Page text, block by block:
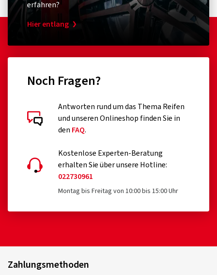
erfahren?
Hier entlang
Noch Fragen?
Antworten rund um das Thema Reifen
und unseren Onlineshop finden Sie in
den FAQ.
Kostenlose Experten-Beratung
erhalten Sie über unsere Hotline:
022730961
Montag bis Freitag von 10:00 bis 15:00 Uhr
Zahlungsmethoden